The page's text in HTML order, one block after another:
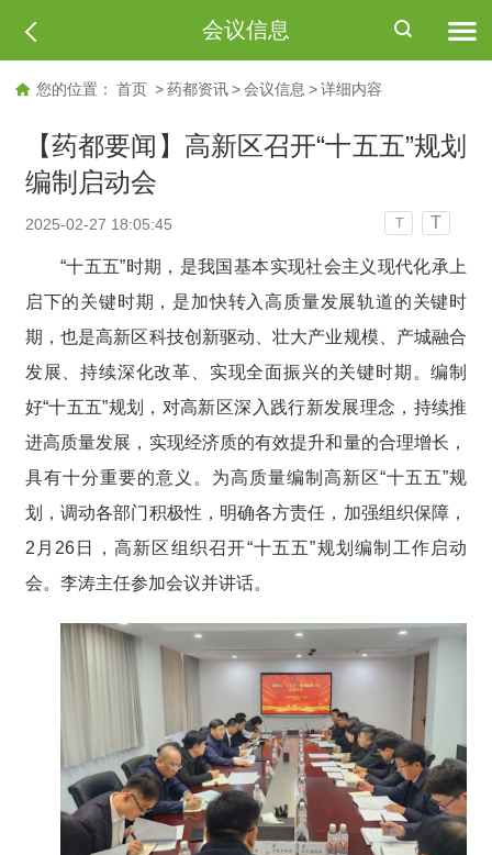
会议信息
您的位置： 首页 > 药都资讯 > 会议信息 > 详细内容
【药都要闻】高新区召开“十五五”规划
编制启动会
2025-02-27 18:05:45 T T
“十五五”时期，是我国基本实现社会主义现代化承上
启下的关键时期，是加快转入高质量发展轨道的关键时
期，也是高新区科技创新驱动、壮大产业规模、产城融合
发展、持续深化改革、实现全面振兴的关键时期。编制
好“十五五”规划，对高新区深入践行新发展理念，持续推
进高质量发展，实现经济质的有效提升和量的合理增长，
具有十分重要的意义。为高质量编制高新区“十五五”规
划，调动各部门积极性，明确各方责任，加强组织保障，
2月26日，高新区组织召开“十五五”规划编制工作启动
会。李涛主任参加会议并讲话。